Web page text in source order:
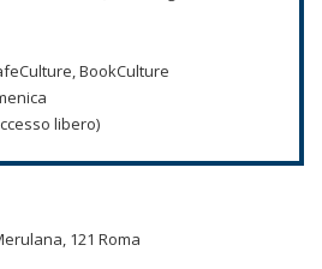
BookCulture
libero)
121 Roma